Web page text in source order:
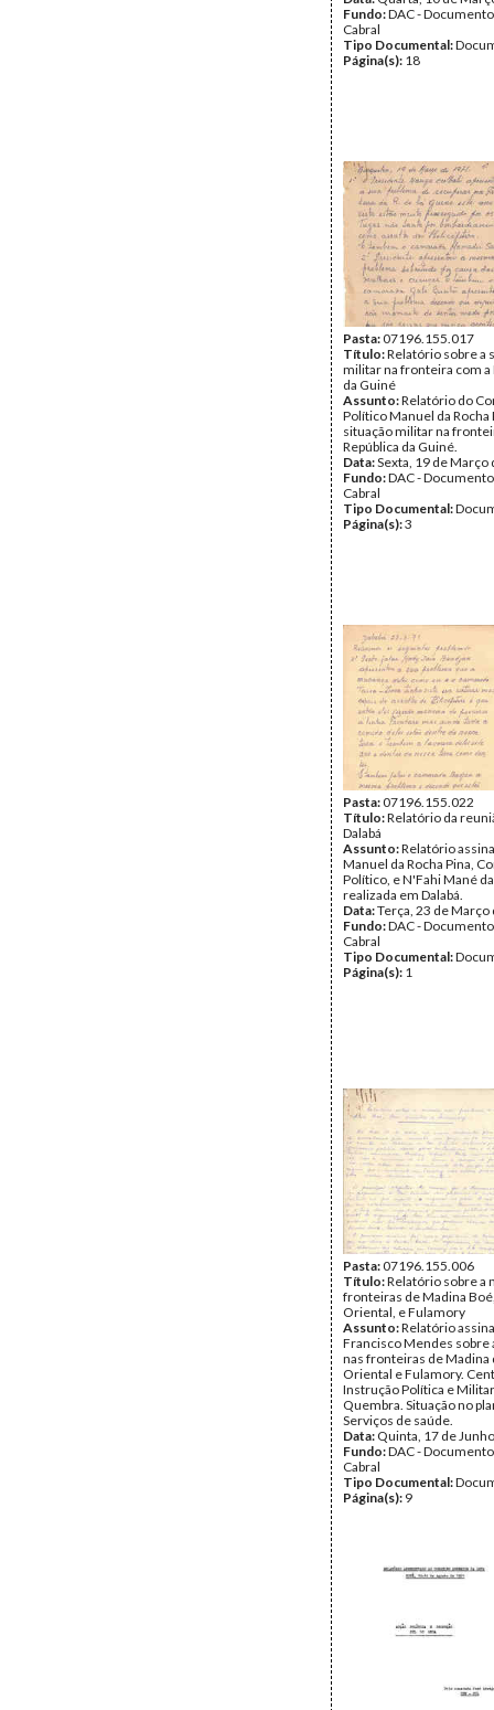
Fundo:DAC -
Cabral
Tipo Documental:
Página(s): 18
Pasta:07196.155.017
Título:Relatório sobre a
militar na fronteira com a
da Guiné
Assunto:Relatório do
Político Manuel da Rocha
situação militar na
República da Guiné.
Data:Sexta, 19 de Março
Fundo:DAC -
Cabral
Tipo Documental:
Página(s):3
Pasta:07196.155.022
Título:Relatório da
Dalabá
Assunto:Relatório
Manuel da Rocha Pina,
Político, e N'Fahi Mané
realizada em Dalabá.
Data:Terça, 23 de Março
Fundo:DAC -
Cabral
Tipo Documental:
Página(s): 1
Pasta:07196.155.006
Título:Relatório sobre a
fronteiras de Madina
Oriental, e Fulamory
Assunto:Relatório
Francisco Mendes sobre
nas fronteiras de Madina
Oriental e Fulamory.
Instrução Política e
Quembra. Situação no
Serviços de saúde.
Data: Quinta, 17 de
Fundo:DAC -
Cabral
Tipo Documental:
Página(s): 9